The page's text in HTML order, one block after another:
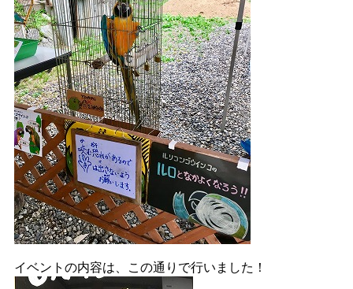
イベントの内容は、この通りで行いました！